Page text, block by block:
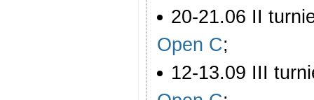
20-21.06 II
Open C;
12-13.09 III